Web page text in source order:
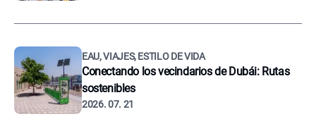
EAU, VIAJES, ESTILO DE VIDA
Conectando los vecindarios de Dubái: Rutas
sostenibles
2026. 07. 21